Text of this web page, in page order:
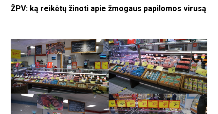
ŽPV: ką reikėtų žinoti apie žmogaus papilomos virusą